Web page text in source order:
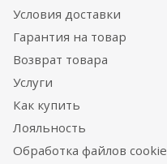
Условия доставки
Гарантия на товар
Возврат товара
Услуги
Как купить
Лояльность
Обработка файлов cookie